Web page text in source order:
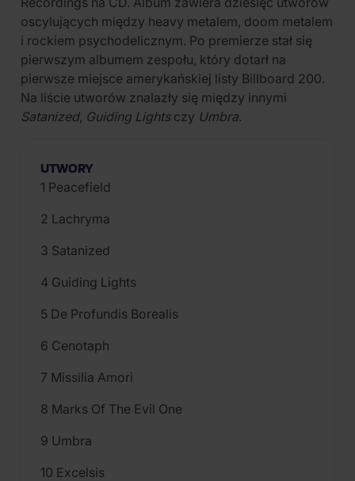
oscylujących między heavy metalem, doom metalem
i rockiem psychodelicznym. Po premierze stał się
pierwszym albumem zespołu, który dotarł na
pierwsze miejsce amerykańskiej listy Billboard 200.
Na liście utworów znalazły się między innymi
Satanized, Guiding Lightsczy Umbra.
UTWORY
1 Peacefield
2 Lachryma
3 Satanized
4 Guiding Lights
5 De Profundis Borealis
6 Cenotaph
7 Missilia Amori
8 Marks Of The Evil One
9 Umbra
10 Excelsis